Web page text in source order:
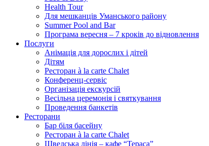
Health Tour
Для мешканців Уманського району
Summer Pool and Bar
Програма вересня – 7 кроків до відновлення
Послуги
Анімація для дорослих і дітей
Дітям
Ресторан à la carte Chalet
Конференц-сервіс
Організація екскурсій
Весільна церемонія і святкування
Проведення банкетів
Ресторани
Бар біля басейну
Ресторан à la carte Chalet
Шведська лінія – кафе “Тераса”